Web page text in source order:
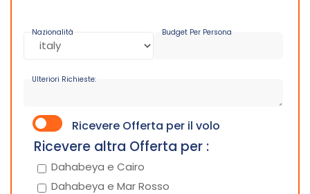
Nazionalità Budget Per Persona
Ulteriori Richieste:
Ricevere Offerta per il volo
Ricevere altra Offerta per :
Dahabeya e Cairo
Dahabeya e Mar Rosso